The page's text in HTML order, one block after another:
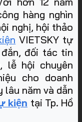
hàng nghìn
nghị, hội thảo
VIETSKY tự
đối tác tin
lễ hội chuyên
cho doanh
lâu năm và dẫn
kiện tại Tp. Hồ